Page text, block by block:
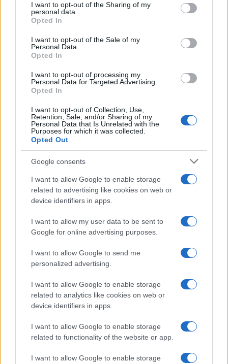
not limited to your visit or usage behaviour. You may click to
grant or deny consent to Google and its third-party tags to
use your data for below specified purposes in below Google
consent section.
I want to opt-out of the Sharing of my
personal data.
Opted In
I want to opt-out of the Sale of my
Personal Data.
Opted In
I want to opt-out of processing my
Personal Data for Targeted Advertising.
Opted In
I want to opt-out of Collection, Use,
Retention, Sale, and/or Sharing of my
Personal Data that Is Unrelated with the
Purposes for which it was collected.
Opted Out
Google consents
I want to allow Google to enable storage
related to advertising like cookies on web or
device identifiers in apps.
I want to allow my user data to be sent to
Google for online advertising purposes.
I want to allow Google to send me
personalized advertising.
I want to allow Google to enable storage
related to analytics like cookies on web or
device identifiers in apps.
I want to allow Google to enable storage
related to functionality of the website or app.
I want to allow Google to enable storage
a Napoli, parla dialetto locale e mantiene
rapporti con ONG partenopee.
NERD NEWS